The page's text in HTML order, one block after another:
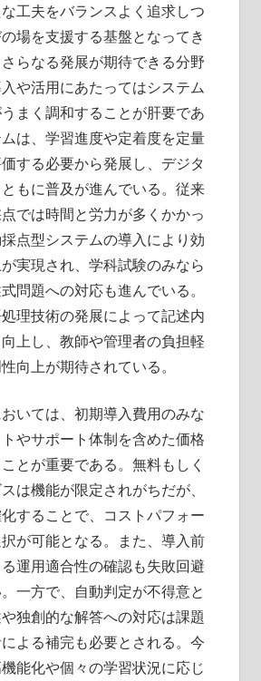
工夫をバランスよく追求しつ
場を支援する基盤となってき
らなる発展が期待できる分野
や活用にあたってはシステム
まく調和することが肝要であ
は、学習進度や定着度を定量
する必要から発展し、デジタ
もに普及が進んでいる。従来
では時間と労力が多くかかっ
点型システムの導入により効
実現され、学科試験のみなら
問題への対応も進んでいる。
理技術の発展によって記述内
上し、教師や管理者の負担軽
向上が期待されている。
いては、初期導入費用のみな
やサポート体制を含めた価格
とが重要である。無料もしく
は機能が限定されがちだが、
することで、コストパフォー
が可能となる。また、導入前
運用適合性の確認も失敗回避
一方で、自動判定が不得意と
独創的な解答への対応は課題
よる補完も必要とされる。今
能化や個々の学習状況に応じ